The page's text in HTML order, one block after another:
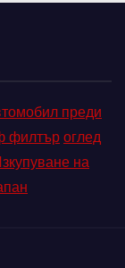
преди
филтъроглед
на